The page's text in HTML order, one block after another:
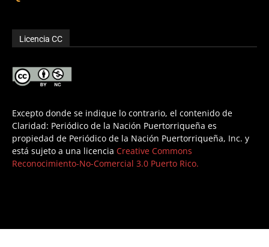
Licencia CC
Excepto donde se indique lo contrario, el contenido de
Claridad: Periódico de la Nación Puertorriqueña es
propiedad de Periódico de la Nación Puertorriqueña, Inc. y
está sujeto a una licencia Creative Commons
Reconocimiento-No-Comercial 3.0 Puerto Rico.